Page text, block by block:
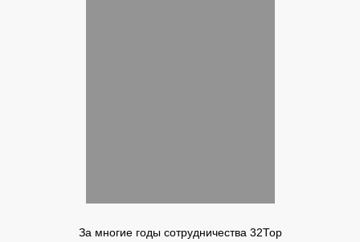
За многие годы сотрудничества 32Тор